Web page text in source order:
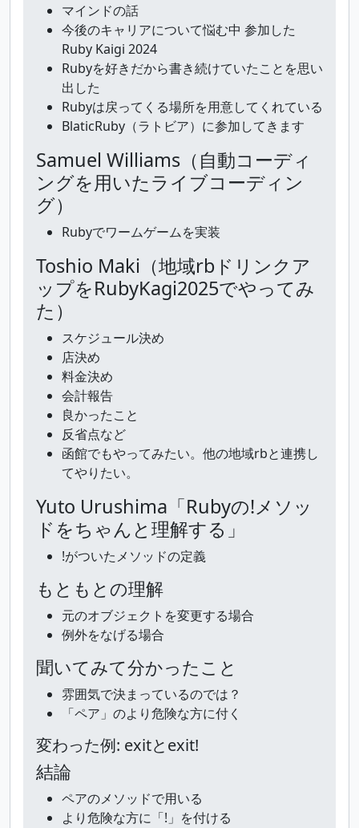
マインドの話
今後のキャリアについて悩む中 参加した
Ruby Kaigi 2024
Rubyを好きだから書き続けていたことを思い
出した
Rubyは戻ってくる場所を用意してくれている
BlaticRuby（ラトビア）に参加してきます
Samuel Williams（自動コーディ
ングを用いたライブコーディン
グ）
Rubyでワームゲームを実装
Toshio Maki（地域rbドリンクア
ップをRubyKagi2025でやってみ
た）
スケジュール決め
店決め
料金決め
会計報告
良かったこと
反省点など
函館でもやってみたい。他の地域rbと連携し
てやりたい。
Yuto Urushima「Rubyの!メソッ
ドをちゃんと理解する」
!がついたメソッドの定義
もともとの理解
元のオブジェクトを変更する場合
例外をなげる場合
聞いてみて分かったこと
雰囲気で決まっているのでは？
「ペア」のより危険な方に付く
変わった例: exitとexit!
結論
ペアのメソッドで用いる
より危険な方に「!」を付ける